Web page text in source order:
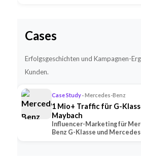
Cases
Erfolgsgeschichten und Kampagnen-
Kunden.
Case Study· Mercedes-Benz
1 Mio+ Traffic für G-
Maybach
Influencer-Marketing für
Benz G-Klasse und